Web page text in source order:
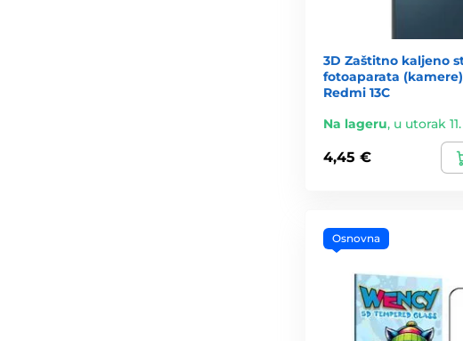
3D Zaštitno kaljeno
fotoaparata
Redmi 13C
Na lageru, u utorak
4,45 €
Osnovna